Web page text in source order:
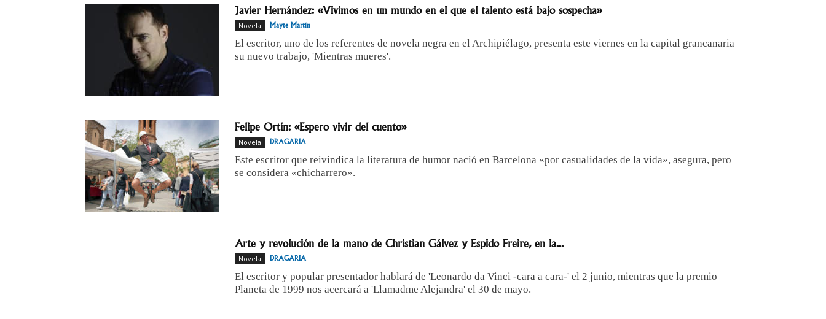
Javier Hernández: «Vivimos en un mundo en el que el talento está bajo sospecha»
Novela Mayte Martín
El escritor, uno de los referentes de novela negra en el Archipiélago, presenta este viernes en la capital grancanaria
su nuevo trabajo, 'Mientras mueres'.
Felipe Ortín: «Espero vivir del cuento»
Novela DRAGARIA
Este escritor que reivindica la literatura de humor nació en Barcelona «por casualidades de la vida», asegura, pero
se considera «chicharrero».
Arte y revolución de la mano de Christian Gálvez y Espido Freire, en la...
Novela DRAGARIA
El escritor y popular presentador hablará de 'Leonardo da Vinci -cara a cara-' el 2 junio, mientras que la premio
Planeta de 1999 nos acercará a 'Llamadme Alejandra' el 30 de mayo.